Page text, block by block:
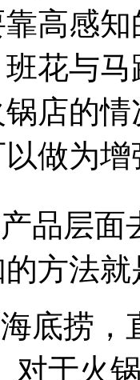
高感
花与
店的
做为
品层
方法
底捞
对于火